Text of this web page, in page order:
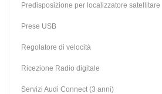
Predisposizione per localizzatore satellitare
Prese USB
Regolatore di velocità
Ricezione Radio digitale
Servizi Audi Connect (3 anni)